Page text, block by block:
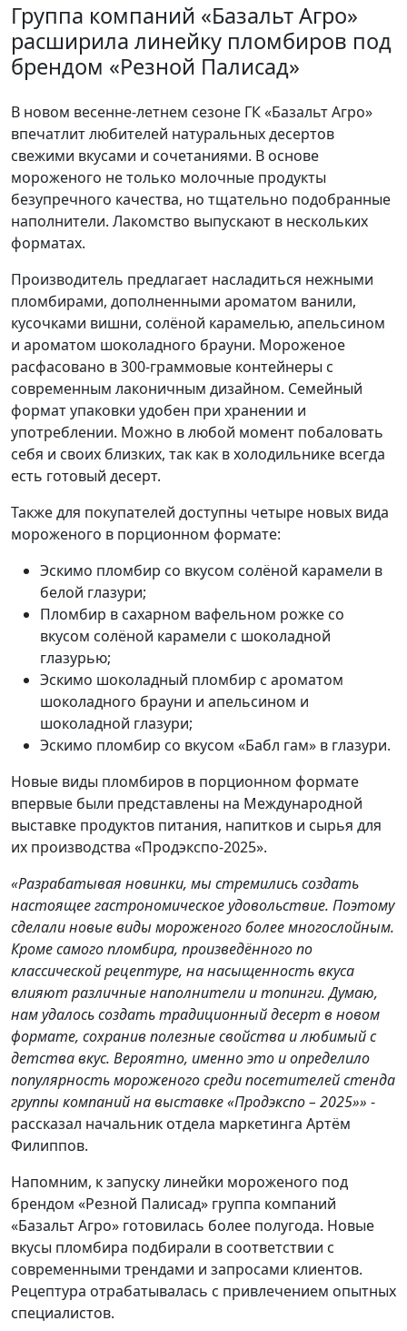
Группа компаний «Базальт Агро»
расширила линейку пломбиров под
брендом «Резной Палисад»
В новом весенне-летнем сезоне ГК «Базальт Агро»
впечатлит любителей натуральных десертов
свежими вкусами и сочетаниями. В основе
мороженого не только молочные продукты
безупречного качества, но тщательно подобранные
наполнители. Лакомство выпускают в нескольких
форматах.
Производитель предлагает насладиться нежными
пломбирами, дополненными ароматом ванили,
кусочками вишни, солёной карамелью, апельсином
и ароматом шоколадного брауни. Мороженое
расфасовано в 300-граммовые контейнеры с
современным лаконичным дизайном. Семейный
формат упаковки удобен при хранении и
употреблении. Можно в любой момент побаловать
себя и своих близких, так как в холодильнике всегда
есть готовый десерт.
Также для покупателей доступны четыре новых вида
мороженого в порционном формате:
Эскимо пломбир со вкусом солёной карамели в
белой глазури;
Пломбир в сахарном вафельном рожке со
вкусом солёной карамели с шоколадной
глазурью;
Эскимо шоколадный пломбир с ароматом
шоколадного брауни и апельсином и
шоколадной глазури;
Эскимо пломбир со вкусом «Бабл гам» в глазури.
Новые виды пломбиров в порционном формате
впервые были представлены на Международной
выставке продуктов питания, напитков и сырья для
их производства «Продэкспо-2025».
«Разрабатывая новинки, мы стремились создать
настоящее гастрономическое удовольствие. Поэтому
сделали новые виды мороженого более многослойным.
Кроме самого пломбира, произведённого по
классической рецептуре, на насыщенность вкуса
влияют различные наполнители и топинги. Думаю,
нам удалось создать традиционный десерт в новом
формате, сохранив полезные свойства и любимый с
детства вкус. Вероятно, именно это и определило
популярность мороженого среди посетителей стенда
группы компаний на выставке «Продэкспо – 2025»» -
рассказал начальник отдела маркетинга Артём
Филиппов.
Напомним, к запуску линейки мороженого под
брендом «Резной Палисад» группа компаний
«Базальт Агро» готовилась более полугода. Новые
вкусы пломбира подбирали в соответствии с
современными трендами и запросами клиентов.
Рецептура отрабатывалась с привлечением опытных
специалистов.